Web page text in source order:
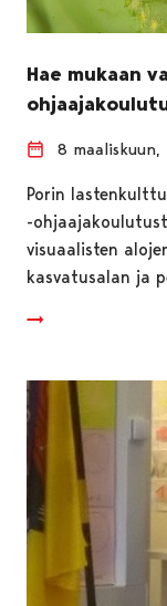
Hae mukaan
8 maaliskuun,
Porin
-
visuaalisten
kasvatusalan ja